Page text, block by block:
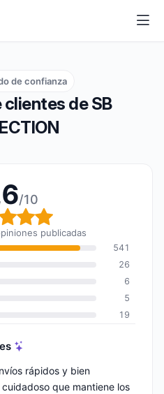
clientes de SB
de confianza
/10
global: 9,6
publicadas
541
26
6
5
19
rápidos y bien
que mantiene los